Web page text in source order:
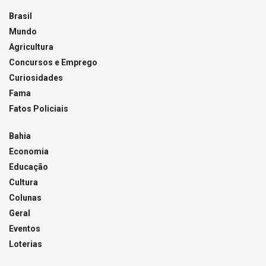
Brasil
Mundo
Agricultura
Concursos e Emprego
Curiosidades
Fama
Fatos Policiais
Bahia
Economia
Educação
Cultura
Colunas
Geral
Eventos
Loterias